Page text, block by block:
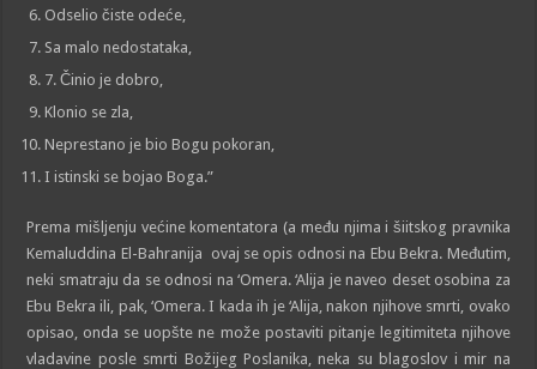
Odselio čiste odeće,
Sa malo nedostataka,
7. Činio je dobro,
Klonio se zla,
Neprestano je bio Bogu pokoran,
I istinski se bojao Boga.”
Prema mišljenju većine komentatora (a među njima i šiitskog pravnika
Kemaluddina El-Bahranija ovaj se opis odnosi na Ebu Bekra. Međutim,
neki smatraju da se odnosi na ‘Omera. ‘Alija je naveo deset osobina za
Ebu Bekra ili, pak, ‘Omera. I kada ih je ‘Alija, nakon njihove smrti, ovako
opisao, onda se uopšte ne može postaviti pitanje legitimiteta njihove
vladavine posle smrti Božijeg Poslanika, neka su blagoslov i mir na